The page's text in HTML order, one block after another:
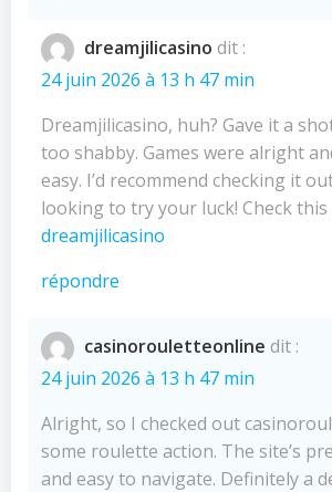
dreamjilicasino dit :
24 juin 2026 à 13 h 47 min
Dreamjilicasino, huh? Gave it a
too shabby. Games were alright
easy. I’d recommend checking it
looking to try your luck! Check
dreamjilicasino
répondre
casinorouletteonline dit :
24 juin 2026 à 13 h 47 min
Alright, so I checked out
some roulette action. The site’s
and easy to navigate. Definitely a